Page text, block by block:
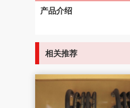
产品介绍
相关推荐